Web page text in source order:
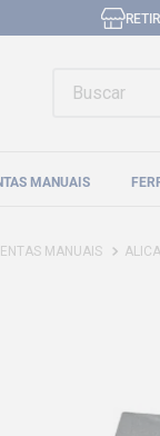
MANUAIS
MANUAIS